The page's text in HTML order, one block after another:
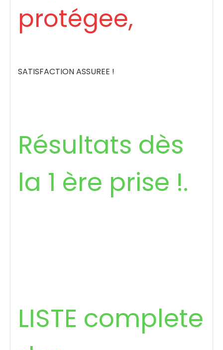
protégee,
SATISFACTION ASSUREE !
Résultats dès
la 1 ère prise !.
LISTE complete